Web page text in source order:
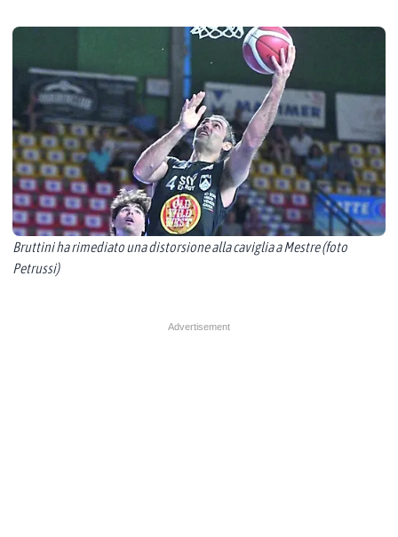
Bruttini ha rimediato una distorsione alla caviglia a Mestre (foto
Petrussi)